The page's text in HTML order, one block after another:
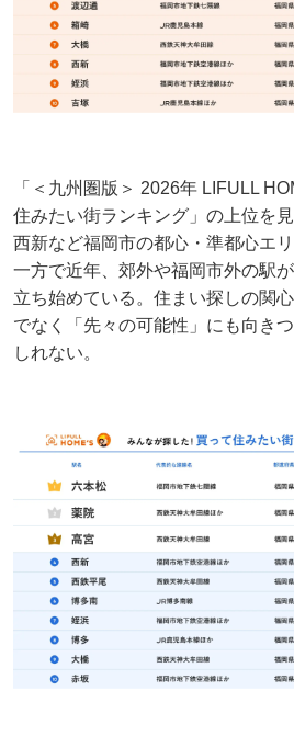
「＜九州圏版＞ 2026年 LIFULL
住みたい街ランキング」の上位を
西新など福岡市の都心・準都心エ
一方で近年、郊外や福岡市外の駅
立ち始めている。住まい探しの関
でなく「先々の可能性」にも向き
しれない。